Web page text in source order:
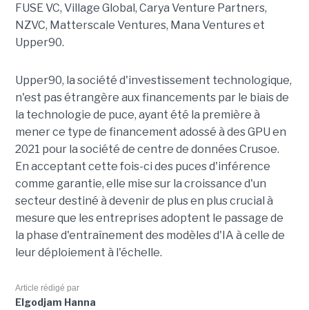
FUSE VC, Village Global, Carya Venture Partners,
NZVC, Matterscale Ventures, Mana Ventures et
Upper90.
Upper90, la société d'investissement technologique,
n'est pas étrangère aux financements par le biais de
la technologie de puce, ayant été la première à
mener ce type de financement adossé à des GPU en
2021 pour la société de centre de données Crusoe.
En acceptant cette fois-ci des puces d'inférence
comme garantie, elle mise sur la croissance d'un
secteur destiné à devenir de plus en plus crucial à
mesure que les entreprises adoptent le passage de
la phase d'entraînement des modèles d'IA à celle de
leur déploiement à l'échelle.
Article rédigé par
Elgodjam Hanna